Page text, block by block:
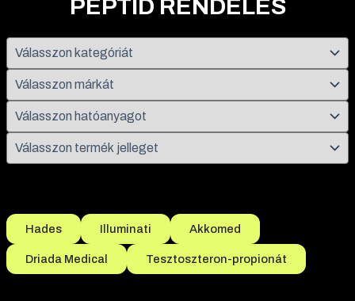
PEPTID RENDELÉS
Hades Illuminati Akkomed
Driada Medical Tesztoszteron-propionát